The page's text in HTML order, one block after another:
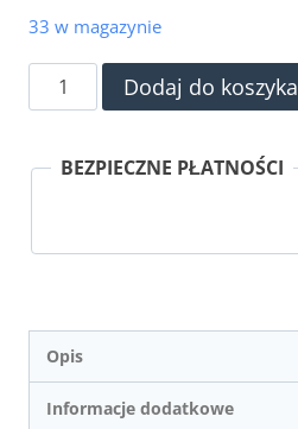
33 w magazynie
ilość
Syrop
FruttaMax
Dodaj do koszyka
BEZPIECZNE PŁATNOŚCI
Opis
Informacje dodatkowe